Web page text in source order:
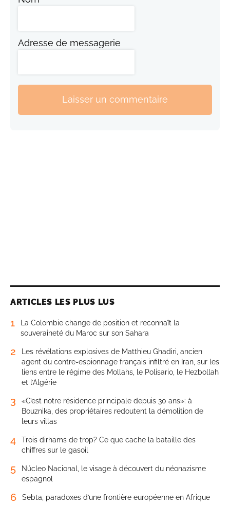
Adresse de messagerie
Laisser un commentaire
ARTICLES LES PLUS LUS
1
La Colombie change de position et reconnaît la
souveraineté du Maroc sur son Sahara
2
Les révélations explosives de Matthieu Ghadiri, ancien
agent du contre-espionnage français infiltré en Iran, sur les
liens entre le régime des Mollahs, le Polisario, le Hezbollah
et l’Algérie
3
«C’est notre résidence principale depuis 30 ans»: à
Bouznika, des propriétaires redoutent la démolition de
leurs villas
4
Trois dirhams de trop? Ce que cache la bataille des
chiffres sur le gasoil
5
Núcleo Nacional, le visage à découvert du néonazisme
espagnol
6 Sebta, paradoxes d’une frontière européenne en Afrique